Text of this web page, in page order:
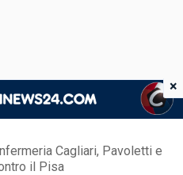
Cagliari, Pavoletti e
il Pisa
×